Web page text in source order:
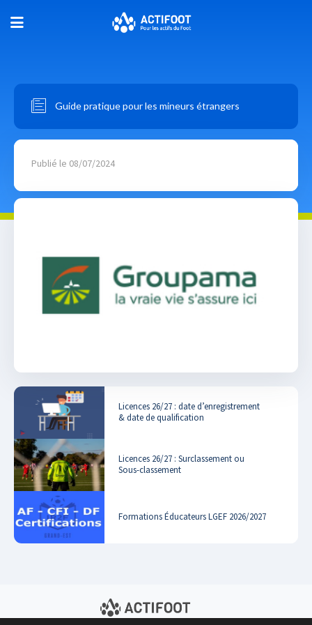
Guide pratique pour les mineurs étrangers
Publié le 08/07/2024
Licences 26/27 : date d’enregistrement
& date de qualification
Licences 26/27 : Surclassement ou
Sous-classement
Formations Éducateurs LGEF 2026/2027